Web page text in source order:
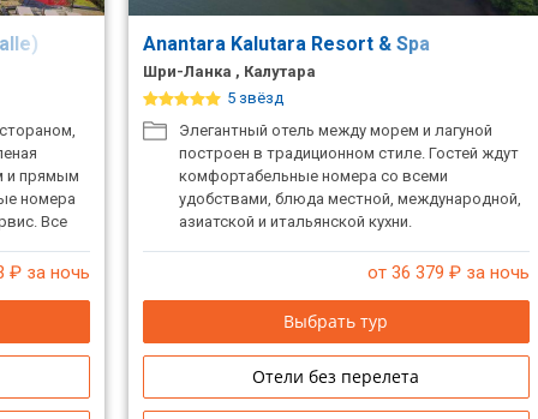
и прямым
номера
Все
₽ за ночь
Anantara Kalutara Resort & Spa
Шри-Ланка , Калутара
5 звёзд
Элегантный отель между морем и лагуной
построен в традиционном стиле. Гостей ждут
комфортабельные номера со всеми
удобствами, блюда местной, международной,
азиатской и итальянской кухни.
от 36 379 ₽ за ночь
Выбрать тур
Отели без перелета